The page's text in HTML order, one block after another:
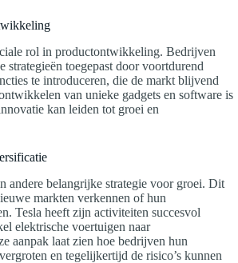
rol in productontwikkeling. Bedrijven
strategieën toegepast door voortdurend
te introduceren, die de markt blijvend
van unieke gadgets en software is
kan leiden tot groei en
andere belangrijke strategie voor groei. Dit
markten verkennen of hun
Tesla heeft zijn activiteiten succesvol
elektrische voertuigen naar
aanpak laat zien hoe bedrijven hun
en tegelijkertijd de risico’s kunnen